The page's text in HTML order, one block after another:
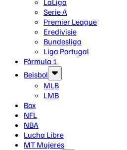
LaLiga
Serie A
Premier League
Eredivisie
Bundesliga
Liga Portugal
Fórmula 1
Beisbol
MLB
LMB
Box
NFL
NBA
Lucha Libre
MT Mujeres